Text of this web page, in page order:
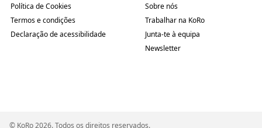
Política de Cookies
Termos e condições
Declaração de acessibilidade
Sobre nós
Trabalhar na KoRo
Junta-te à equipa
Newsletter
© KoRo 2026. Todos os direitos reservados.